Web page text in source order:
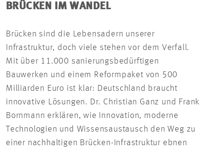
BRÜCKEN IM WANDEL
Brücken sind die Lebensadern unserer
Infrastruktur, doch viele stehen vor dem Verfall.
Mit über 11.000 sanierungsbedürftigen
Bauwerken und einem Reformpaket von 500
Milliarden Euro ist klar: Deutschland braucht
innovative Lösungen. Dr. Christian Ganz und Frank
Bornmann erklären, wie Innovation, moderne
Technologien und Wissensaustausch den Weg zu
einer nachhaltigen Brücken-Infrastruktur ebnen